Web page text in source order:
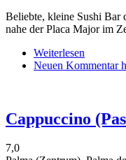
Beliebte, kleine Sushi Bar
nahe der Placa Major im
Weiterlesen
Daruma
Neuen Kommentar
Cappuccino
7,0